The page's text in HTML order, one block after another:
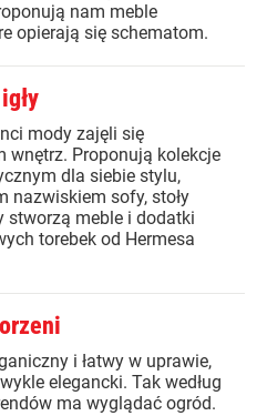
nam meble
opierają się schematom.
mody zajęli się
wnętrz. Proponują kolekcje
dla siebie stylu,
nazwiskiem sofy, stoły
stworzą meble i dodatki
torebek od Hermesa
i łatwy w uprawie,
elegancki. Tak według
ma wyglądać ogród.